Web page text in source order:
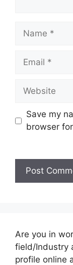
Name
Email
Website
Save my
browser
Are you in
field/Industry
profile online